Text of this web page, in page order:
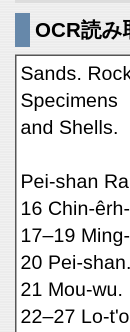
OCR読み
Sands.
Specimens
and Shells.
Pei-shan
16 Chin-
17–19
20 Pei-shan.
21 Mou-wu.
22–27 Lo-